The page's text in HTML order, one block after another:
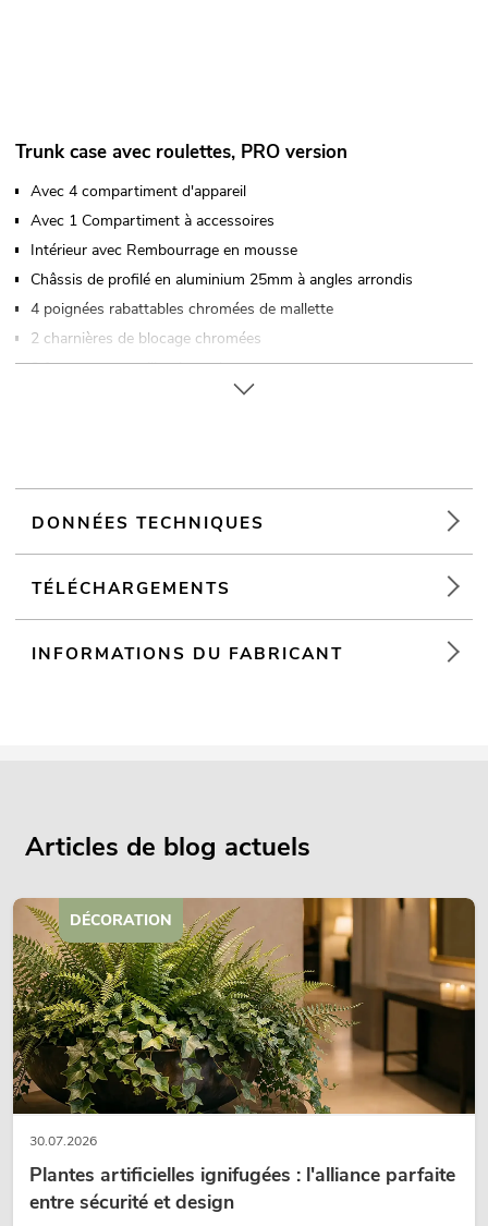
Trunk case avec roulettes, PRO version
Avec 4 compartiment d'appareil
Avec 1 Compartiment à accessoires
Intérieur avec Rembourrage en mousse
Châssis de profilé en aluminium 25mm à angles arrondis
4 poignées rabattables chromées de mallette
2 charnières de blocage chromées
2 fermetures papillon haut de gamme
Matériel de marque
Made in Europe
DONNÉES TECHNIQUES
TÉLÉCHARGEMENTS
INFORMATIONS DU FABRICANT
Articles de blog actuels
30.07.2026
Plantes artificielles ignifugées : l'alliance parfaite
entre sécurité et design
DÉCORATION